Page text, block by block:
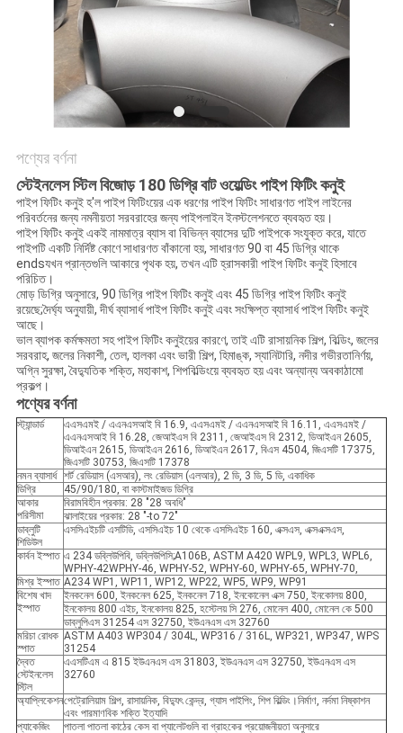
নীতি
পণ্যের বর্ণনা
স্টেইনলেস স্টিল বিজোড় 180 ডিগ্রি বাট ওয়েল্ডিং পাইপ ফিটিং কনুই
পাইপ ফিটিং কনুই হ'ল পাইপ ফিটিংয়ের এক ধরণের পাইপ ফিটিং সাধারণত পাইপ লাইনের
পরিবর্তনের জন্য নমনীয়তা সরবরাহের জন্য পাইপলাইন ইনস্টলেশনতে ব্যবহৃত হয়।
পাইপ ফিটিং কনুই একই নামমাত্র ব্যাস বা বিভিন্ন ব্যাসের দুটি পাইপকে সংযুক্ত করে, যাতে
পাইপটি একটি নির্দিষ্ট কোণে সাধারণত বাঁকানো হয়, সাধারণত 90 বা 45 ডিগ্রি থাকে
endsযখন প্রান্তগুলি আকারে পৃথক হয়, তখন এটি হ্রাসকারী পাইপ ফিটিং কনুই হিসাবে
পরিচিত।
মোড় ডিগ্রি অনুসারে, 90 ডিগ্রি পাইপ ফিটিং কনুই এবং 45 ডিগ্রি পাইপ ফিটিং কনুই
রয়েছে;দৈর্ঘ্য অনুযায়ী, দীর্ঘ ব্যাসার্ধ পাইপ ফিটিং কনুই এবং সংক্ষিপ্ত ব্যাসার্ধ পাইপ ফিটিং কনুই
আছে।
ভাল ব্যাপক কর্মক্ষমতা সহ পাইপ ফিটিং কনুইয়ের কারণে, তাই এটি রাসায়নিক শিল্প, বিল্ডিং, জলের
সরবরাহ, জলের নিকাশী, তেল, হালকা এবং ভারী শিল্প, হিমাঙ্ক, স্যানিটারি, নদীর গভীরতানির্ণয়,
অগ্নি সুরক্ষা, বৈদ্যুতিক শক্তি, মহাকাশ, শিপবিল্ডিংয়ে ব্যবহৃত হয় এবং অন্যান্য অবকাঠামো
প্রকল্প।
পণ্যের বর্ণনা
স্ট্যান্ডার্ড
এএসএমই / এএনএসআই বি 16.9, এএসএমই / এএনএসআই বি 16.11, এএসএমই /
এএনএসআই বি 16.28, জেআইএস বি 2311, জেআইএস বি 2312, ডিআইএন 2605,
ডিআইএন 2615, ডিআইএন 2616, ডিআইএন 2617, বিএস 4504, জিএসটি 17375,
জিএসটি 30753, জিএসটি 17378
নমন ব্যাসার্ধ শর্ট রেডিয়াস (এসআর), লং রেডিয়াস (এলআর), 2 ডি, 3 ডি, 5 ডি, একাধিক
ডিগ্রি
45/90/180, বা কাস্টমাইজড ডিগ্রি
আকার
পরিসীমা
বিরামবিহীন প্রকার: 28 "28 অবধি"
ঝালাইয়ের প্রকার: 28 "-to 72"
ডাব্লুটি
শিডিউল
এসসিএইচটি এসটিডি, এসসিএইচ 10 থেকে এসসিএইচ 160, এক্সএস, এক্সএক্সএস,
কার্বন ইস্পাত এ 234 ডব্লিউপিবি, ডব্লিউপিসি;A106B, ASTM A420 WPL9, WPL3, WPL6,
WPHY-42WPHY-46, WPHY-52, WPHY-60, WPHY-65, WPHY-70,
মিশ্র ইস্পাত A234 WP1, WP11, WP12, WP22, WP5, WP9, WP91
বিশেষ খাদ
ইস্পাত
ইনকনেল 600, ইনকনেল 625, ইনকনেল 718, ইনকোনেল এক্স 750, ইনকোলয় 800,
ইনকোলয় 800 এইচ, ইনকোলয় 825, হস্টেলয় সি 276, মোনেল 400, মোনেল কে 500
ডাব্লুপিএস 31254 এস 32750, ইউএনএস এস 32760
মরিচা রোধক
স্পাত
ASTM A403 WP304 / 304L, WP316 / 316L, WP321, WP347, WPS
31254
দ্বৈত
স্টেইনলেস
স্টিল
এএসটিএম এ 815 ইউএনএস এস 31803, ইউএনএস এস 32750, ইউএনএস এস
32760
অ্যাপ্লিকেশনপেট্রোলিয়াম শিল্প, রাসায়নিক, বিদ্যুৎ কেন্দ্র, গ্যাস পাইপিং, শিপ বিল্ডিং।নির্মাণ, নর্দমা নিষ্কাশন
এবং পারমাণবিক শক্তি ইত্যাদি
প্যাকেজিং
পাতলা পাতলা কাঠের কেস বা প্যালেটগুলি বা গ্রাহকের প্রয়োজনীয়তা অনুসারে